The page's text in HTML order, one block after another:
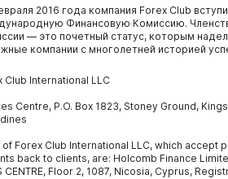
2016 года компания Forex Club
Финансовую Комиссию.
— это почетный статус, которым
компании с многолетней историей
Club International LLC
Centre, P.O. Box 1823, Stoney Ground,
Forex Club International LLC, which accept
back to clients, are: Holcomb Finance
CENTRE, Floor 2, 1087, Nicosia, Cyprus,